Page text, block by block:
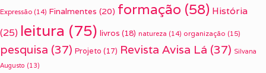
Expressão (14) Finalmentes (20) formação (58) História
(25) leitura (75) livros (18) natureza (14) organização (15)
pesquisa (37) Projeto (17) Revista Avisa Lá (37) Silvana
Augusto (13)